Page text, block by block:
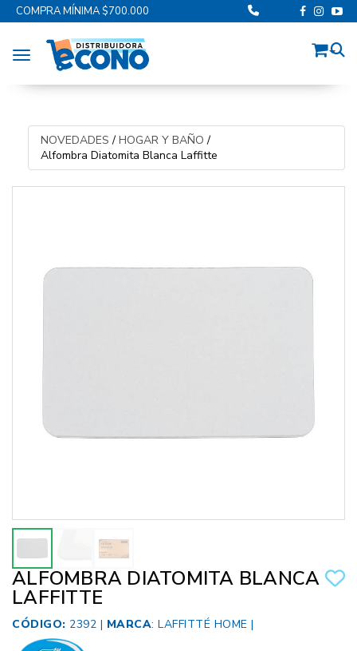
COMPRA MÍNIMA $700.000
Toggle navigation
NOVEDADES / HOGAR Y BAÑO /
Alfombra Diatomita Blanca Laffitte
ALFOMBRA DIATOMITA BLANCA
LAFFITTE
CÓDIGO: 2392 | MARCA: LAFFITTÉ HOME |